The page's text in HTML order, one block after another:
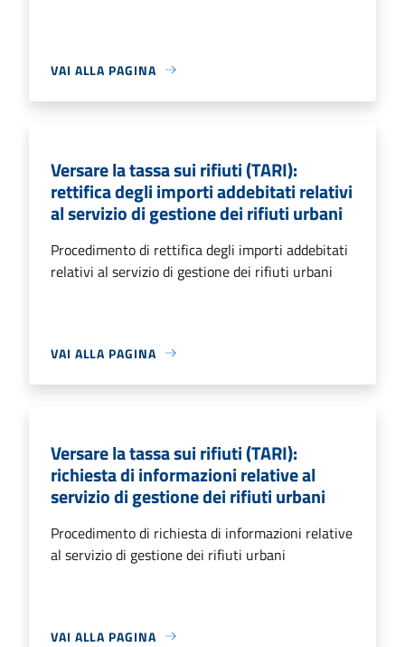
VAI ALLA PAGINA
Versare la tassa sui rifiuti (TARI):
rettifica degli importi addebitati relativi
al servizio di gestione dei rifiuti urbani
Procedimento di rettifica degli importi addebitati
relativi al servizio di gestione dei rifiuti urbani
VAI ALLA PAGINA
Versare la tassa sui rifiuti (TARI):
richiesta di informazioni relative al
servizio di gestione dei rifiuti urbani
Procedimento di richiesta di informazioni relative
al servizio di gestione dei rifiuti urbani
VAI ALLA PAGINA